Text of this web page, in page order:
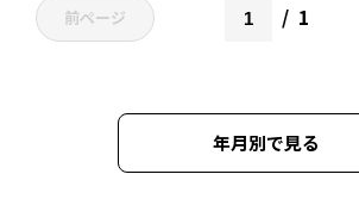
前ページ 1
年月別で見る